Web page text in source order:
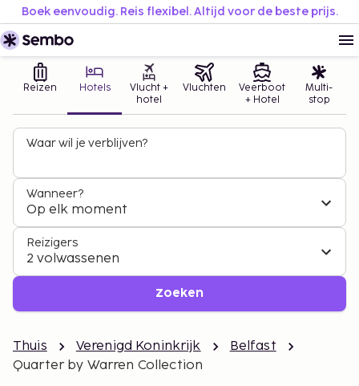
Boek eenvoudig. Reis flexibel. Altijd voor de beste prijs.
Reizen Hotels
Vlucht +
hotel
Vluchten
Veerboot
+ Hotel
Multi-
stop
Waar wil je verblijven?
Wanneer?
Op elk moment
Reizigers
2 volwassenen
Zoeken
Thuis Verenigd Koninkrijk
Belfast
Quarter by Warren Collection